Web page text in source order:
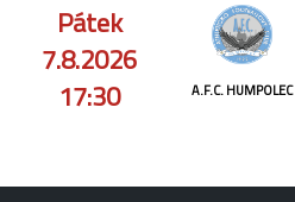
Pátek
7.8.2026
17:30
A.F.C. HUMPOLEC